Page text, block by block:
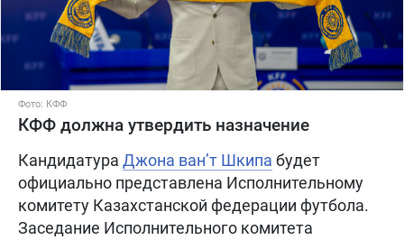
Фото: КФФ
КФФ должна утвердить назначение
Кандидатура Джона ван’т Шкипа будет
официально представлена Исполнительному
комитету Казахстанской федерации футбола.
Заседание Исполнительного комитета